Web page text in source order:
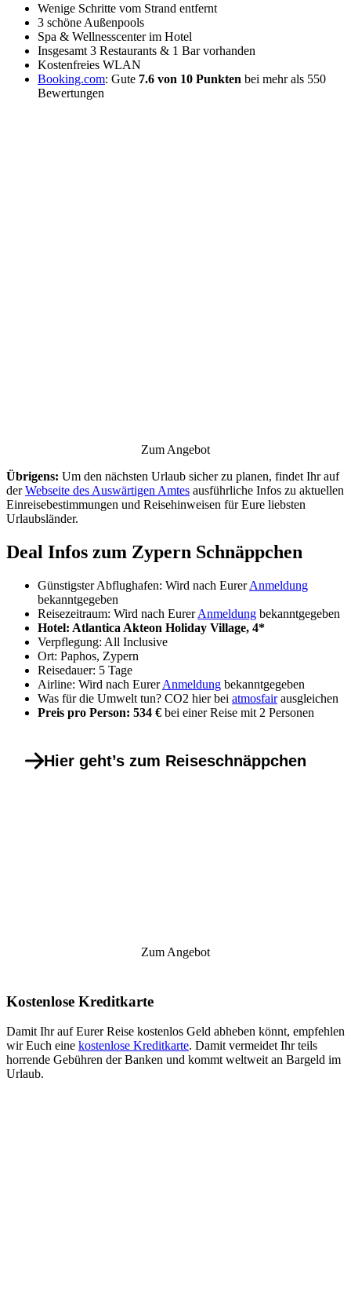
Wenige Schritte vom Strand entfernt
3 schöne Außenpools
Spa & Wellnesscenter im Hotel
Insgesamt 3 Restaurants & 1 Bar vorhanden
Kostenfreies WLAN
Booking.com: Gute 7.6 von 10 Punkten bei mehr als 550
Bewertungen
Zum Angebot
Übrigens: Um den nächsten Urlaub sicher zu planen, findet Ihr auf
derWebseite des Auswärtigen Amtes ausführliche Infos zu aktuellen
Einreisebestimmungen und Reisehinweisen für Eure liebsten
Urlaubsländer.
Deal Infos zum Zypern Schnäppchen
Günstigster Abflughafen: Wird nach EurerAnmeldung
bekanntgegeben
Reisezeitraum: Wird nach EurerAnmeldung bekanntgegeben
Hotel: Atlantica Akteon Holiday Village, 4*
Verpflegung: All Inclusive
Ort: Paphos, Zypern
Reisedauer: 5 Tage
Airline: Wird nach EurerAnmeldung bekanntgegeben
Was für die Umwelt tun? CO2 hier bei atmosfairausgleichen
Preis pro Person: 534 € bei einer Reise mit 2 Personen
Hier geht’s zum Reiseschnäppchen
Zum Angebot
Kostenlose Kreditkarte
Damit Ihr auf Eurer Reise kostenlos Geld abheben könnt, empfehlen
wir Euch eine kostenlose Kreditkarte. Damit vermeidet Ihr teils
horrende Gebühren der Banken und kommt weltweit an Bargeld im
Urlaub.